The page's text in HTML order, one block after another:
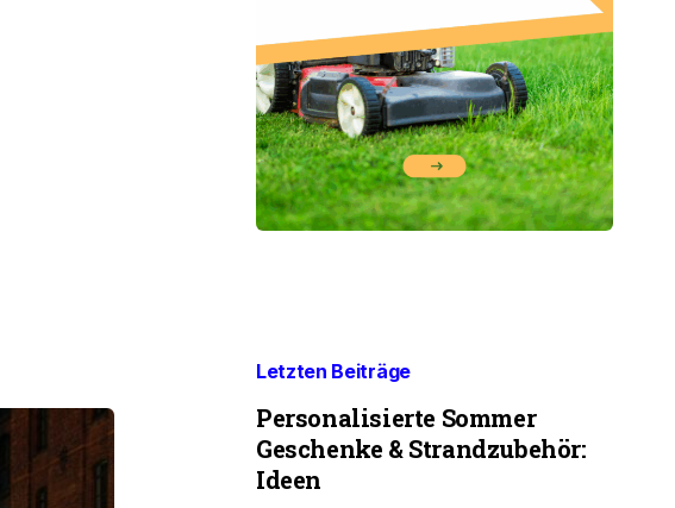
Letzten Beiträge
Personalisierte Sommer
Geschenke & Strandzubehör:
Ideen